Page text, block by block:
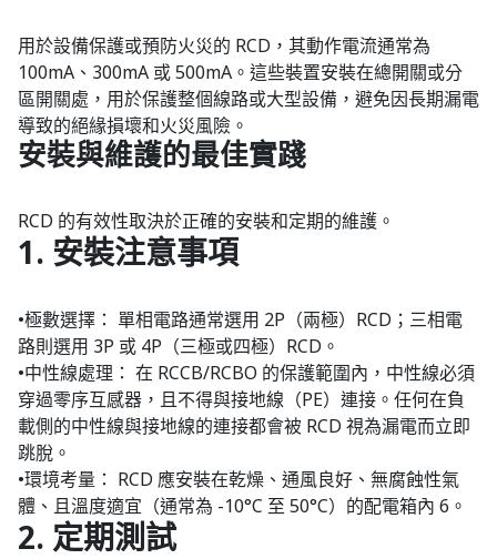
用於設備保護或預防火災的 RCD，其動作電流通常為
100mA、300mA 或 500mA。這些裝置安裝在總開關或分
區開關處，用於保護整個線路或大型設備，避免因長期漏電
導致的絕緣損壞和火災風險。
安裝與維護的最佳實踐
RCD 的有效性取決於正確的安裝和定期的維護。
1. 安裝注意事項
•極數選擇： 單相電路通常選用 2P（兩極）RCD；三相電
路則選用 3P 或 4P（三極或四極）RCD。
•中性線處理： 在 RCCB/RCBO 的保護範圍內，中性線必須
穿過零序互感器，且不得與接地線（PE）連接。任何在負
載側的中性線與接地線的連接都會被 RCD 視為漏電而立即
跳脫。
•環境考量： RCD 應安裝在乾燥、通風良好、無腐蝕性氣
體、且溫度適宜（通常為 -10°C 至 50°C）的配電箱內 6。
2. 定期測試